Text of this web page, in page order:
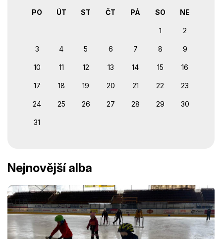
PO ÚT ST ČT PÁ SO NE
1 2
3 4 5 6 7 8 9
10 11 12 13 14 15 16
17 18 19 20 21 22 23
24 25 26 27 28 29 30
31
Nejnovější alba